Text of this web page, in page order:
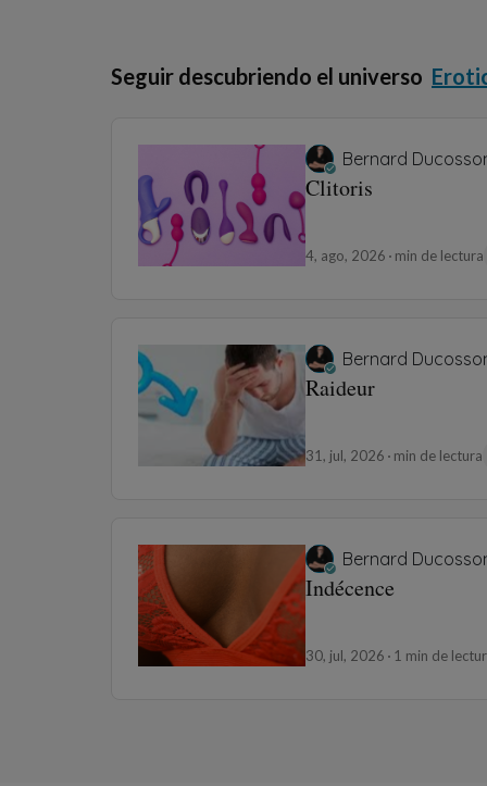
Seguir descubriendo el universo
Bernard
Clitoris
4, ago, 2026 min de lectura
Bernard
Raideur
31, jul, 2026 min de lectura
Bernard
Indécence
30, jul, 2026 1 min de